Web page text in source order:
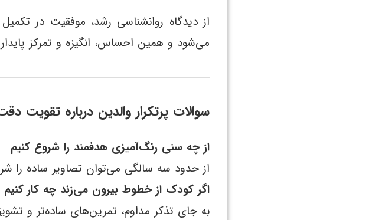
از دیدگاه روانشناسی رشد، موفقیت در
می‌شود و همین احساس، انگیزه و تمرکز
سوالات پرتکرار والدین درباره تقویت
از چه سنی رنگ‌آمیزی هدفمند را شروع کنیم
از حدود سه سالگی می‌توان تصاویر ساده را
اگر کودک از خطوط بیرون می‌زند چه کار کنیم
به جای تذکر مداوم، تمرین‌های ساده‌تر و